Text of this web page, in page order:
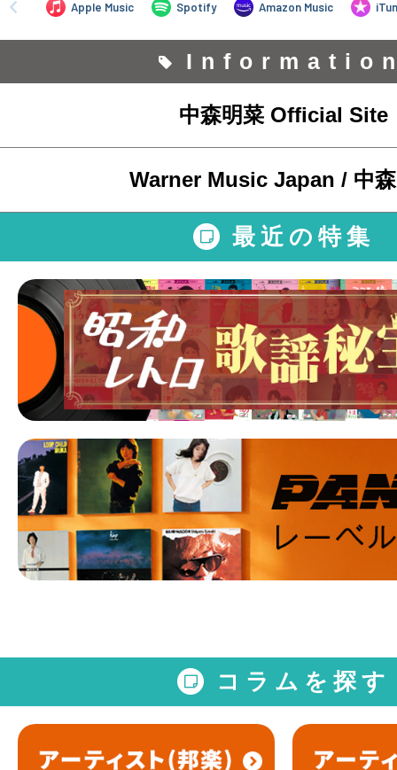
中森明菜 Official Site
Warner Music Japan / 中
最近の特集
コラムを探す